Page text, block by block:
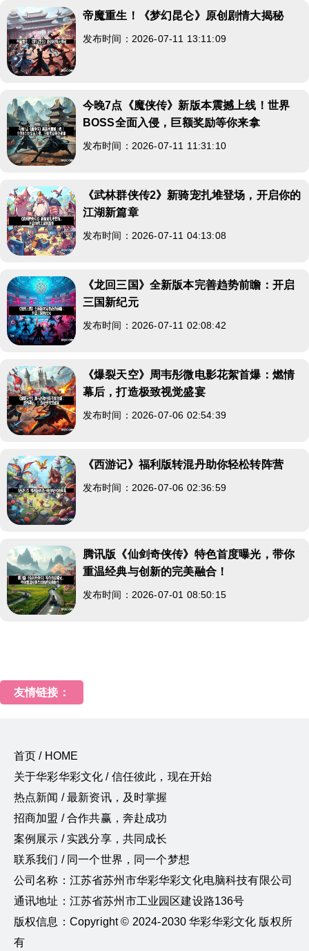
帝魔重生！《梦幻昆仑》原创剧情大揭秘
发布时间：2026-07-11 13:11:09
今晚7点《魔侠传》新版本震撼上线！世界
BOSS全面入侵，巨额奖励等你来拿
发布时间：2026-07-11 11:31:10
《武林群侠传2》新骑宠扎堆登场，开启你的
江湖新篇章
发布时间：2026-07-11 04:13:08
《龙回三国》全新版本完善趋势前瞻：开启
三国新纪元
发布时间：2026-07-11 02:08:42
《爆裂天空》周韦彤微电影花絮首爆：燃情
幕后，打造极致视觉盛宴
发布时间：2026-07-06 02:54:39
《西游记》福利版转混丹助你轻松转阵营
发布时间：2026-07-06 02:36:59
腾讯版《仙剑奇侠传》特色首度曝光，带你
重温经典与创新的完美融合！
发布时间：2026-07-01 08:50:15
友情链接：
首页 / HOME
关于华彩华彩文化 / 信任彼此，现在开始
热点新闻 / 最新资讯，及时掌握
招商加盟 / 合作共赢，奔赴成功
案例展示 / 实践分享，共同成长
联系我们 / 同一个世界，同一个梦想
公司名称：江苏省苏州市华彩华彩文化电脑科技有限公司
通讯地址：江苏省苏州市工业园区建设路136号
版权信息：Copyright © 2024-2030 华彩华彩文化 版权所
有